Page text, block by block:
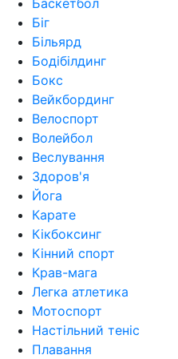
Біг
Більярд
Бодібілдинг
Бокс
Вейкбординг
Велоспорт
Волейбол
Веслування
Здоров'я
Йога
Карате
Кікбоксинг
Кінний спорт
Крав-мага
Легка атлетика
Мотоспорт
Настільний теніс
Плавання